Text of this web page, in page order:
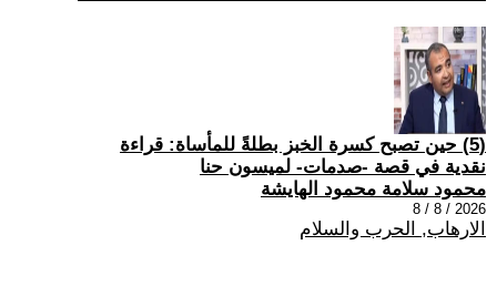
(5) حين تصبح كسرة الخبز بطلةً للمأساة: قراءة
نقدية في قصة -صدمات- لميسون حنا
محمود سلامة محمود الهايشة
2026 / 8 / 8
الارهاب, الحرب والسلام